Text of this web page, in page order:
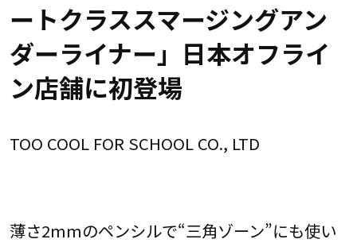
ートクラススマージングアン
ダーライナー」日本オフライ
ン店舗に初登場
TOO COOL FOR SCHOOL CO., LTD
薄さ2mmのペンシルで“三角ゾーン”にも使い